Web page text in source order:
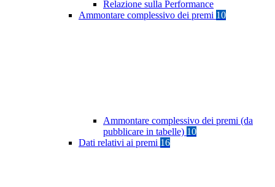
Relazione sulla Performance
Ammontare complessivo dei premi 10
Ammontare complessivo dei premi (da
pubblicare in tabelle) 10
Dati relativi ai premi 16